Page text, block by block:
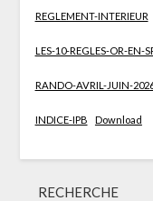
REGLEMENT-INTERIEUR
LES-10-REGLES-OR-EN-
RANDO-AVRIL-JUIN-
INDICE-IPB Download
RECHERCHE